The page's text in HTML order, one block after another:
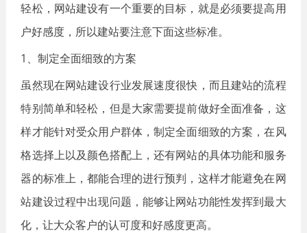
轻松，网站建设有一个重要的目标，就是必须要提高用
户好感度，所以建站要注意下面这些标准。
1、制定全面细致的方案
虽然现在网站建设行业发展速度很快，而且建站的流程
特别简单和轻松，但是大家需要提前做好全面准备，这
样才能针对受众用户群体，制定全面细致的方案，在风
格选择上以及颜色搭配上，还有网站的具体功能和服务
器的标准上，都能合理的进行预判，这样才能避免在网
站建设过程中出现问题，能够让网站功能性发挥到最大
化，让大众客户的认可度和好感度更高。